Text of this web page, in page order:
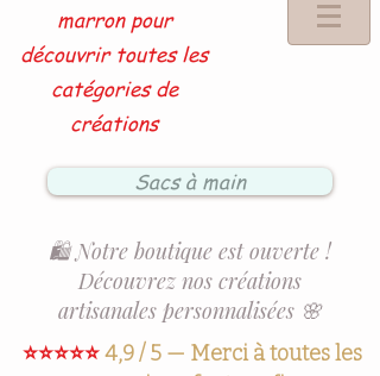
marron pour
découvrir toutes les
catégories de
créations
Sacs à main
🛍️ Notre boutique est ouverte !
Découvrez nos créations
artisanales personnalisées 🌸
⭐⭐⭐⭐⭐4,9 / 5 — Merci à toutes les